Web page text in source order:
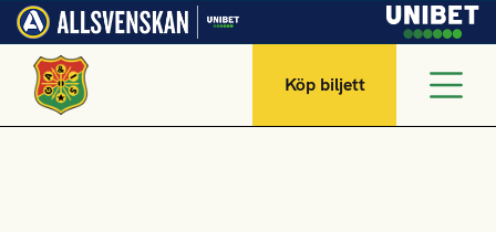
Köp biljett